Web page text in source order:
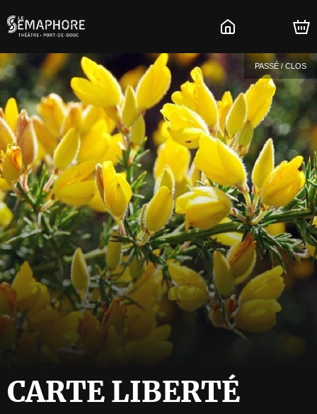
PASSÉ / CLOS
CARTE LIBERTÉ